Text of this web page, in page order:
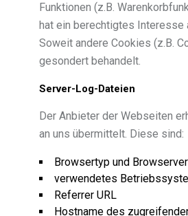
Funktionen (z.B.
hat ein berechtigtes Interesse
Soweit andere Cookies (z.B.
gesondert behandelt.
Server-Log-Dateien
Der Anbieter der Webseiten
an uns übermittelt. Diese sind:
Browsertyp und
verwendetes
Referrer URL
Hostname des